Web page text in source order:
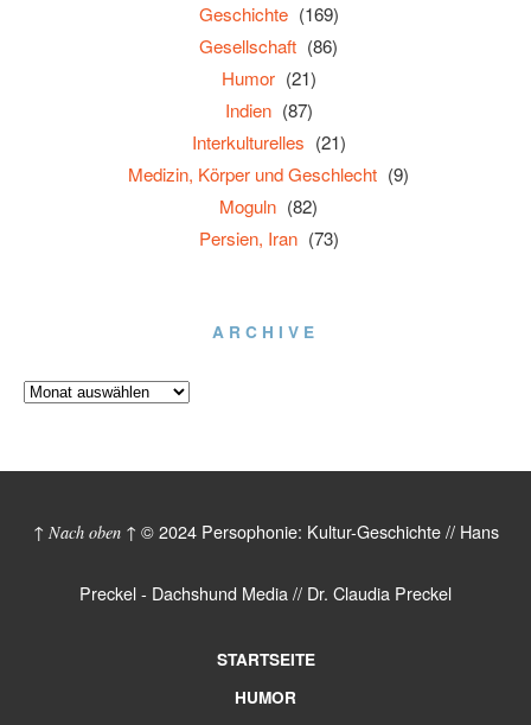
Geschichte (169)
Gesellschaft (86)
Humor (21)
Indien (87)
Interkulturelles (21)
Medizin, Körper und Geschlecht (9)
Moguln (82)
Persien, Iran (73)
ARCHIVE
↑ Nach oben ↑ © 2024 Persophonie: Kultur-Geschichte // Hans
Preckel - Dachshund Media // Dr. Claudia Preckel
STARTSEITE
HUMOR